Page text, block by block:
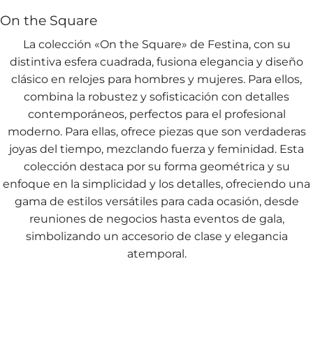
On the Square
La colección «On the Square» de Festina, con su
distintiva esfera cuadrada, fusiona elegancia y diseño
clásico en relojes para hombres y mujeres. Para ellos,
combina la robustez y sofisticación con detalles
contemporáneos, perfectos para el profesional
moderno. Para ellas, ofrece piezas que son verdaderas
joyas del tiempo, mezclando fuerza y feminidad. Esta
colección destaca por su forma geométrica y su
enfoque en la simplicidad y los detalles, ofreciendo una
gama de estilos versátiles para cada ocasión, desde
reuniones de negocios hasta eventos de gala,
simbolizando un accesorio de clase y elegancia
atemporal.